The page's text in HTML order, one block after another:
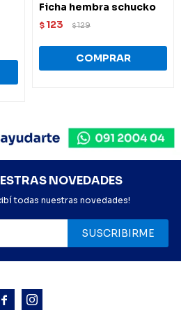
Ficha hembra schucko
$ 123 $129
 
NOVEDADES
todas nuestras novedades!
SUSCRIBIRME